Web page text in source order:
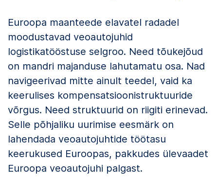
Euroopa maanteede elavatel radadel
moodustavad veoautojuhid
logistikatööstuse selgroo. Need tõukejõud
on mandri majanduse lahutamatu osa. Nad
navigeerivad mitte ainult teedel, vaid ka
keerulises kompensatsioonistruktuuride
võrgus. Need struktuurid on riigiti erinevad.
Selle põhjaliku uurimise eesmärk on
lahendada veoautojuhtide töötasu
keerukused Euroopas, pakkudes ülevaadet
Euroopa veoautojuhi palgast.